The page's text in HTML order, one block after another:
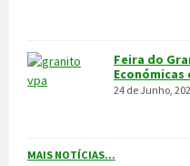
Feira do
Económicas
24 de Junho,
MAIS NOTÍCIAS...